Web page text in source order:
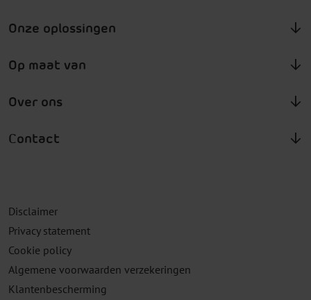
Onze oplossingen
Op maat van
Over ons
Contact
Disclaimer
Privacy statement
Cookie policy
Algemene voorwaarden verzekeringen
Klantenbescherming